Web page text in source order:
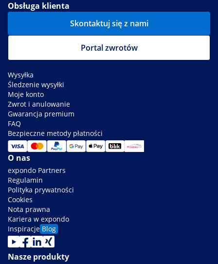
Obsługa klienta
Skontaktuj się z nami
Portal zwrotów
Wysyłka
Śledzenie wysyłki
Moje konto
Zwrot i anulowanie
Gwarancja premium
FAQ
Bezpieczne metody płatności
O nas
expondo Partners
Regulamin
Polityka prywatności
Cookies
Nota prawna
Kariera w expondo
Inspiracje Blog
Nasze produkty